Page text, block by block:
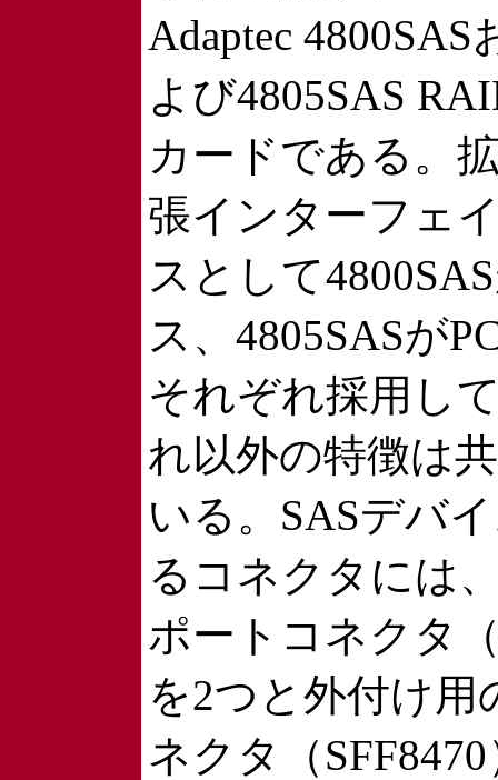
Adaptec 4800SAS
よび4805SAS
カードである。
張インターフェ
スとして
ス、4805SASが
それぞれ採用し
れ以外の特徴は
いる。SASデバ
るコネクタには
ポートコネクタ
を2つと外付け用
ネクタ（